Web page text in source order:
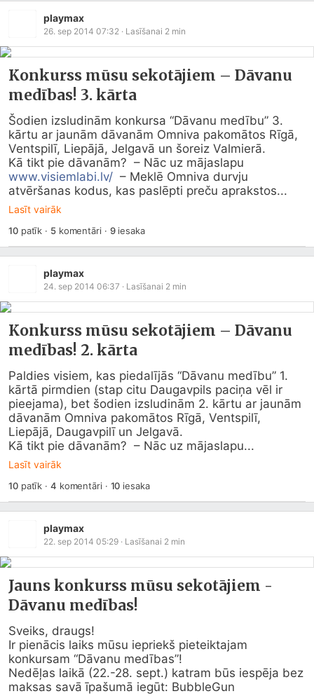
playmax
26. sep 2014 07:32 · Lasīšanai 2 min
Konkurss mūsu sekotājiem – Dāvanu
medības! 3. kārta
Šodien izsludinām konkursa “Dāvanu medību” 3.
kārtu ar jaunām dāvanām Omniva pakomātos Rīgā,
Ventspilī, Liepājā, Jelgavā un šoreiz Valmierā.
www.visiemlabi.lv/
  – Meklē Omniva durvju
atvēršanas kodus, kas paslēpti preču aprakstos...
Lasīt vairāk
10patīk · 5komentāri · 9iesaka
playmax
24. sep 2014 06:37 · Lasīšanai 2 min
Konkurss mūsu sekotājiem – Dāvanu
medības! 2. kārta
Paldies visiem, kas piedalījās “Dāvanu medību” 1.
kārtā pirmdien (stap citu Daugavpils paciņa vēl ir
pieejama), bet šodien izsludinām 2. kārtu ar jaunām
dāvanām Omniva pakomātos Rīgā, Ventspilī,
Liepājā, Daugavpilī un Jelgavā.
Kā tikt pie dāvanām?  – Nāc uz mājaslapu...
Lasīt vairāk
10patīk · 4 komentāri · 10 iesaka
playmax
22. sep 2014 05:29 · Lasīšanai 2 min
Jauns konkurss mūsu sekotājiem -
Dāvanu medības!
Sveiks, draugs!
Ir pienācis laiks mūsu iepriekš pieteiktajam
konkursam “Dāvanu medības”!
Nedēļas laikā (22.-28. sept.) katram būs iespēja bez
maksas savā īpašumā iegūt: BubbleGun